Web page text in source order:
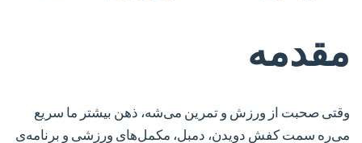
مقدمه
وقتی صحبت از ورزش و تمرین می‌شه، ذهن بیشتر ما سریع
می‌ره سمت کفش دویدن، دمبل، مکمل‌های ورزشی و برنامه‌ی